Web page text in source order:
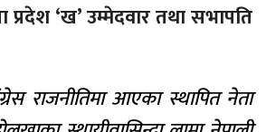
प्रदेश ‘ख’ उम्मेदवार तथा सभापति
राजनीतिमा आएका स्थापित नेता